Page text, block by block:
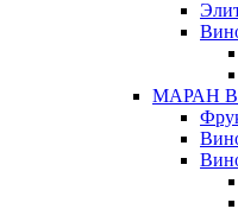
МАРАН